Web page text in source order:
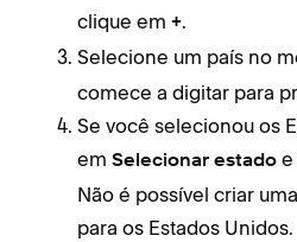
clique em +.
Selecione um país no
comece a digitar para
Se você selecionou os
em Selecionar estado e
Não é possível criar
para os Estados Unidos.